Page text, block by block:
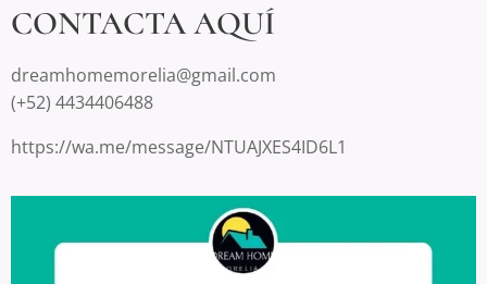
CONTACTA AQUÍ
dreamhomemorelia@gmail.com
(+52) 4434406488
https://wa.me/message/NTUAJXES4ID6L1